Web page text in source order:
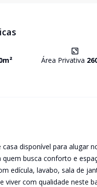
m² Área Privativa
disponível para alugar
quem busca conforto e
edícula, lavabo, sala de
viver com qualidade neste